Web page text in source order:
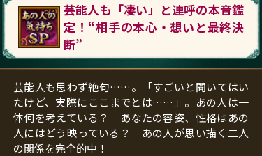
芸能人も「凄い」と連呼の本音鑑
定！“相手の本心・想いと最終決
断”
芸能人も思わず絶句……。「すごいと聞いてはい
たけど、実際にここまでとは……」。あの人は一
体何を考えている？ あなたの容姿、性格はあの
人にはどう映っている？ あの人が思い描く二人
の関係を完全的中！